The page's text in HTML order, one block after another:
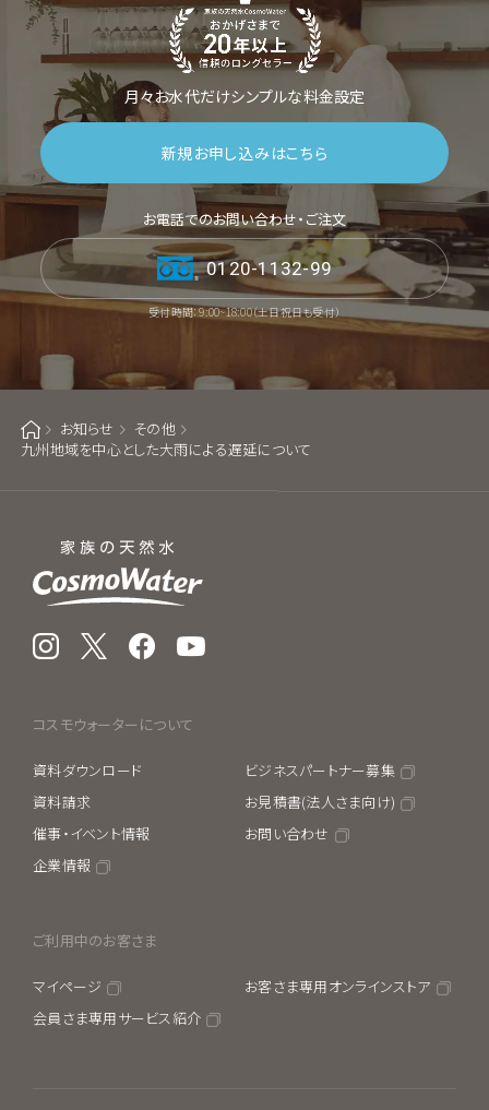
月々お水代だけシンプルな料金設定
新規お申し込みはこちら
お電話でのお問い合わせ・ご注文
0120-1132-99
受付時間：9:00~18:00（土日祝日も受付）
ホーム
お知らせ
その他
九州地域を中心とした大雨による遅延について
Instagram Facebook
コスモウォーターについて
資料ダウンロード
資料請求
催事・イベント情報
企業情報
ビジネスパートナー募集
お見積書(法人さま向け)
お問い合わせ
ご利用中のお客さま
マイページ
会員さま専用サービス紹介
お客さま専用オンラインストア